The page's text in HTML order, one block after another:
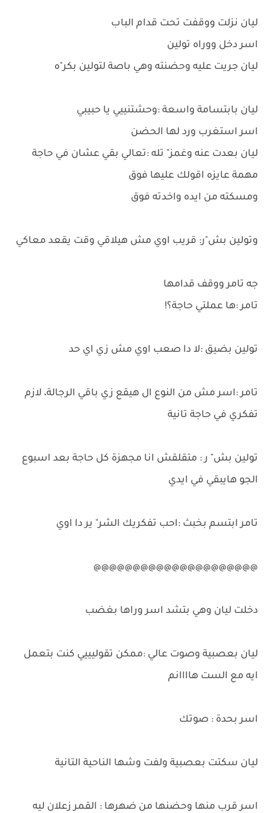
ليان نزلت ووقفت تحت قدام الباب
اسر دخل ووراه تولين
ليان جريت عليه وحضنته وهي باصة لتولين بكر"ه
ليان بابتسامة واسعة :وحشتنييي يا حبيبي
اسر استغرب ورد لها الحضن
ليان بعدت عنه وغمز" تله :تعالي بقي عشان في حاجة
مهمة عايزه اقولك عليها فوق
ومسكته من ايده واخدته فوق
وتولين بش"ر: قريب اوي مش هيلاقي وقت يقعد معاكي
جه تامر ووقف قدامها
تامر :ها عملتي حاجة؟!
تولين بضيق :لا دا صعب اوي مش زي اي حد
تامر :اسر مش من النوع ال هيقع زي باقي الرجالة، لازم
تفكري في حاجة تانية
تولين بش" ر : متقلقش انا مجهزة كل حاجة بعد اسبوع
الجو هايبقي في ايدي
تامر ابتسم بخبث :احب تفكريك الشر" ير دا اوي
@@@@@@@@@@@@@@@@@@@@@
دخلت ليان وهي بتشد اسر وراها بغضب
ليان بعصبية وصوت عالي :ممكن تقوليييي كنت بتعمل
ايه مع الست هاااانم
اسر بحدة : صوتك
ليان سكتت بعصبية ولفت وشها الناحية التانية
اسر قرب منها وحضنها من ضهرها : القمر زعلان ليه